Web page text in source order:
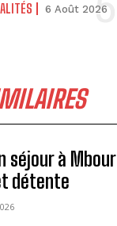
6 Août 2026
séjour à Mbour
détente